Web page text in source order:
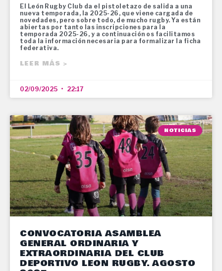
El León Rugby Club da el pistoletazo de salida a una
nueva temporada, la 2025-26, que viene cargada de
novedades, pero sobre todo, de mucho rugby. Ya están
abiertas por tanto las inscripciones para la
temporada 2025-26, y a continuación os facilitamos
toda la información necesaria para formalizar la ficha
federativa.
LEER MÁS >
02/09/2025 22:17
NOTICIAS
CONVOCATORIA ASAMBLEA
GENERAL ORDINARIA Y
EXTRAORDINARIA DEL CLUB
DEPORTIVO LEON RUGBY. AGOSTO